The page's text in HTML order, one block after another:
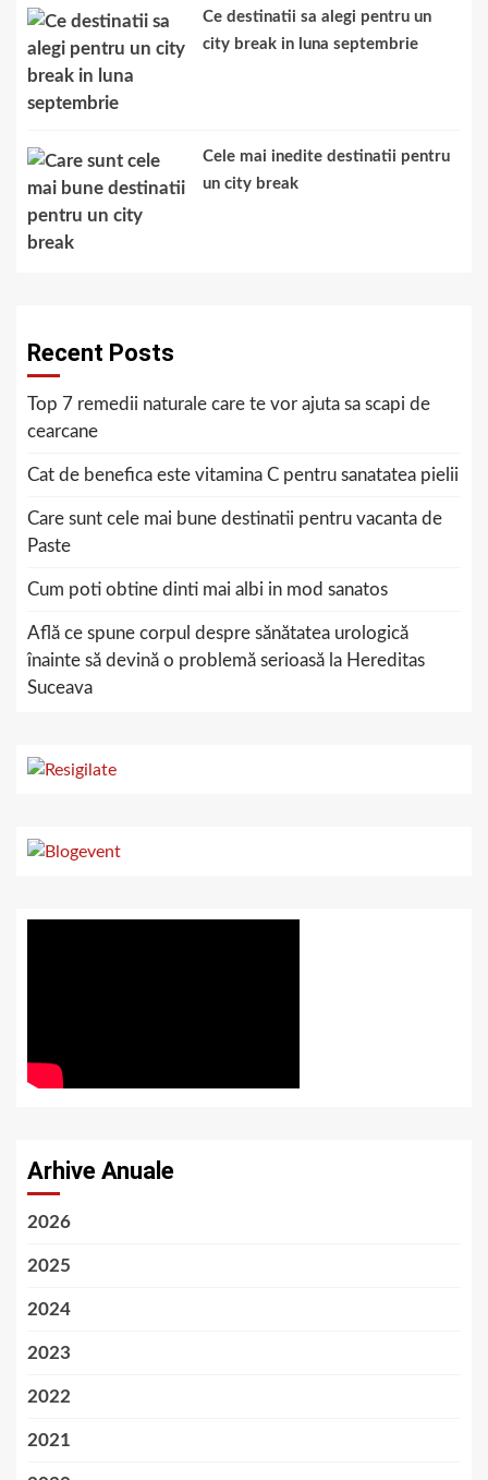
Ce destinatii sa alegi pentru un
city break in luna septembrie
Cele mai inedite destinatii pentru
un city break
Recent Posts
Top 7 remedii naturale care te vor ajuta sa scapi de
cearcane
Cat de benefica este vitamina C pentru sanatatea pielii
Care sunt cele mai bune destinatii pentru vacanta de
Paste
Cum poti obtine dinti mai albi in mod sanatos
Află ce spune corpul despre sănătatea urologică
înainte să devină o problemă serioasă la Hereditas
Suceava
Arhive Anuale
2026
2025
2024
2023
2022
2021